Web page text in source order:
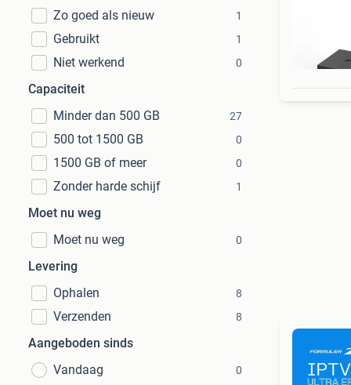
Zo goed als nieuw 1
Gebruikt 1
Niet werkend 0
Capaciteit
Minder dan 500 GB
27
500 tot 1500 GB 0
1500 GB of meer 0
Zonder harde schijf 1
Moet nu weg
Moet nu weg
0
Levering
Ophalen
8
Verzenden 8
Aangeboden sinds
Vandaag
0